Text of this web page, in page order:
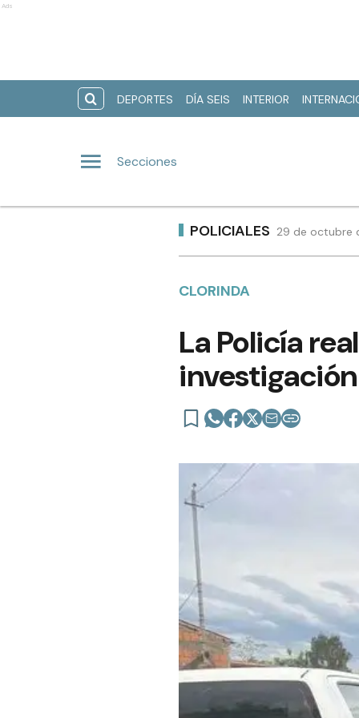
Ads
DEPORTES DÍA SEIS INTERIOR
Secciones
POLICIALES 29 de octubre
CLORINDA
La Policía